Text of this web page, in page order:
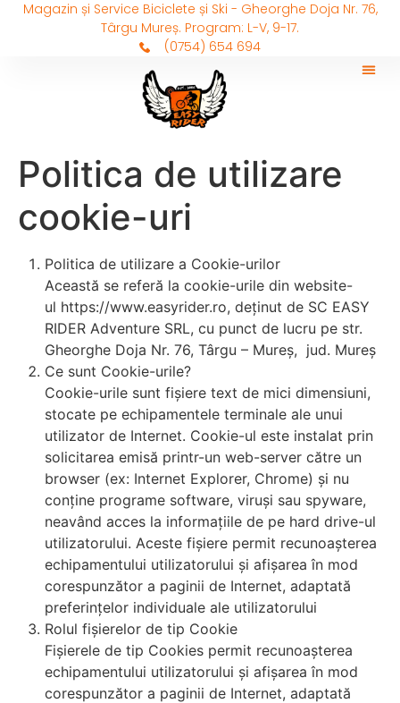
Magazin și Service Biciclete și Ski - Gheorghe Doja Nr. 76,
Târgu Mureș. Program: L-V, 9-17.
(0754) 654 694
Politica de utilizare
cookie-uri
Politica de utilizare a Cookie-urilor
Această se referă la cookie-urile din website-
ul https://www.easyrider.ro, deținut de SC EASY
RIDER Adventure SRL, cu punct de lucru pe str.
Gheorghe Doja Nr. 76, Târgu – Mureș, jud. Mureș
Ce sunt Cookie-urile?
Cookie-urile sunt fișiere text de mici dimensiuni,
stocate pe echipamentele terminale ale unui
utilizator de Internet. Cookie-ul este instalat prin
solicitarea emisă printr-un web-server către un
browser (ex: Internet Explorer, Chrome) și nu
conține programe software, viruși sau spyware,
neavând acces la informațiile de pe hard drive-ul
utilizatorului. Aceste fişiere permit recunoaşterea
echipamentului utilizatorului şi afişarea în mod
corespunzător a paginii de Internet, adaptată
preferinţelor individuale ale utilizatorului
Rolul fișierelor de tip Cookie
Fișierele de tip Cookies permit recunoaşterea
echipamentului utilizatorului şi afişarea în mod
corespunzător a paginii de Internet, adaptată